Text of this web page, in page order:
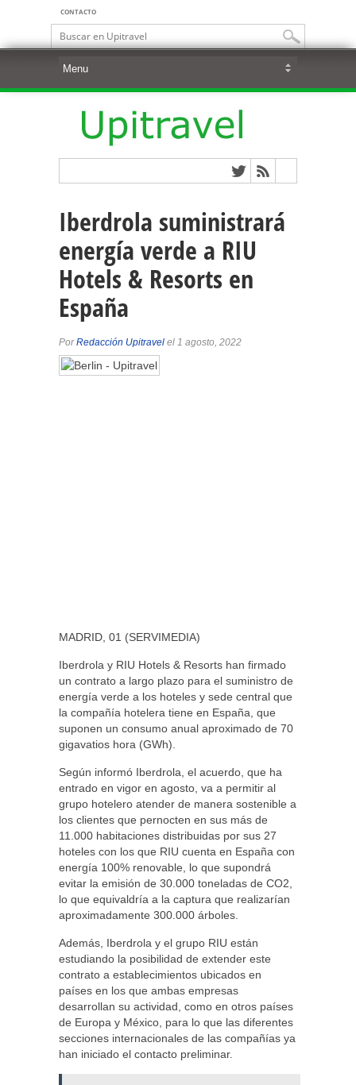
CONTACTO
Iberdrola suministrará
energía verde a RIU
Hotels & Resorts en
España
PorRedacción Upitravel el 1 agosto, 2022
MADRID, 01 (SERVIMEDIA)
Iberdrola y RIU Hotels & Resorts han firmado
un contrato a largo plazo para el suministro de
energía verde a los hoteles y sede central que
la compañía hotelera tiene en España, que
suponen un consumo anual aproximado de 70
gigavatios hora (GWh).
Según informó Iberdrola, el acuerdo, que ha
entrado en vigor en agosto, va a permitir al
grupo hotelero atender de manera sostenible a
los clientes que pernocten en sus más de
11.000 habitaciones distribuidas por sus 27
hoteles con los que RIU cuenta en España con
energía 100% renovable, lo que supondrá
evitar la emisión de 30.000 toneladas de CO2,
lo que equivaldría a la captura que realizarían
aproximadamente 300.000 árboles.
Además, Iberdrola y el grupo RIU están
estudiando la posibilidad de extender este
contrato a establecimientos ubicados en
países en los que ambas empresas
desarrollan su actividad, como en otros países
de Europa y México, para lo que las diferentes
secciones internacionales de las compañías ya
han iniciado el contacto preliminar.